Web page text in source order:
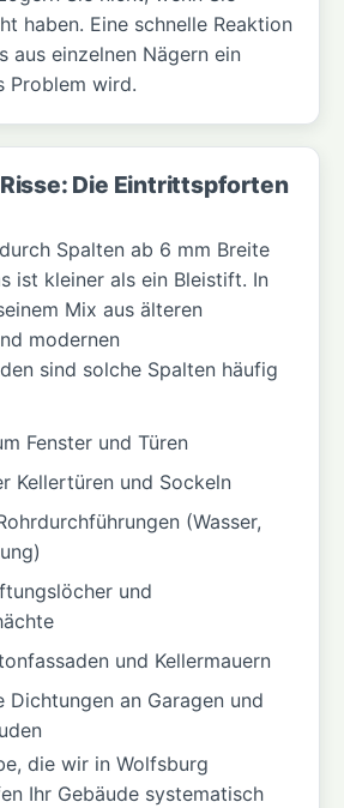
haben. Eine schnelle Reaktion
aus einzelnen Nägern ein
Problem wird.
Die Eintrittspforten
Spalten ab 6 mm Breite
ist kleiner als ein Bleistift. In
Mix aus älteren
modernen
sind solche Spalten häufig
Fenster und Türen
Kellertüren und Sockeln
(Wasser,
und
und Kellermauern
Dichtungen an Garagen und
die wir in Wolfsburg
Ihr Gebäude systematisch